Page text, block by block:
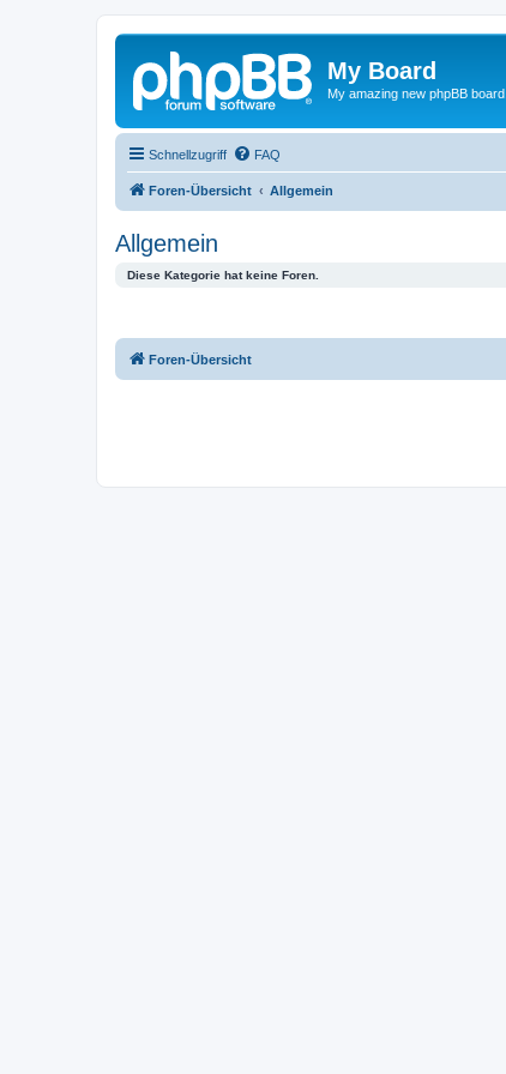
My Board
My amazing new phpBB board.
Schnellzugriff FAQ
Foren-Übersicht Allgemein
Allgemein
Diese Kategorie hat keine Foren.
Foren-Übersicht